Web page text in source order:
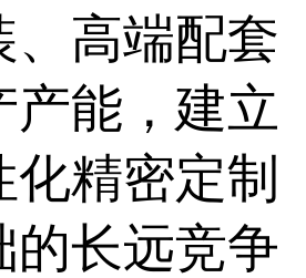
、高端配套
产能，建立
化精密定制
的长远竞争